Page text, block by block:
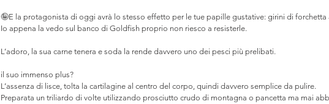
🤪E la protagonista di oggi avrà lo stesso effetto per le tue papille gustative: girini di
Io appena la vedo sul banco di Goldfish proprio non riesco a resisterle.
L’adoro, la sua carne tenera e soda la rende davvero uno dei pesci più prelibati.
il suo immenso plus?
L’assenza di lisce, tolta la cartilagine al centro del corpo, quindi davvero semplice da pulire.
Preparata un triliardo di volte utilizzando prosciutto crudo di montagna o pancetta ma mai